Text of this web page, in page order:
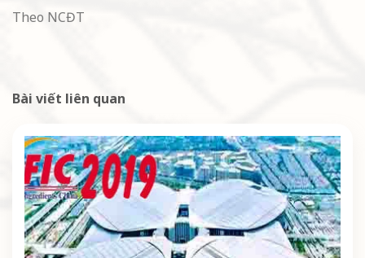
Theo NCĐT
Bài viết liên quan